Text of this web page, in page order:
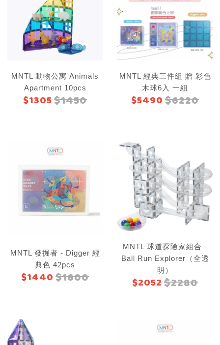
MNTL 動物公寓 Animals
Apartment 10pcs
$1305$1450
MNTL 經典三件組 贈 彩色
木球6入 一組
$5490$6220
MNTL 發掘者 - Digger 經
典色 42pcs
$1440$1600
MNTL 球道探險家組合 -
Ball Run Explorer（全透
明）
$2052$2280